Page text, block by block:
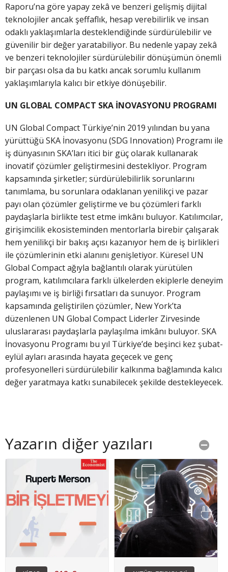
Raporu’na göre yapay zekâ ve benzeri gelişmiş dijital
teknolojiler ancak şeffaflık, hesap verebilirlik ve insan
odaklı yaklaşımlarla desteklendiğinde sürdürülebilir ve
güvenilir bir değer yaratabiliyor. Bu nedenle yapay zekâ
ve benzeri teknolojiler sürdürülebilir dönüşümün önemli
bir parçası olsa da bu katkı ancak sorumlu kullanım
yaklaşımlarıyla kalıcı bir etkiye dönüşebilir.
UN GLOBAL COMPACT SKA İNOVASYONU PROGRAMI
UN Global Compact Türkiye’nin 2019 yılından bu yana
yürüttüğü SKA İnovasyonu (SDG Innovation) Programı ile
iş dünyasının SKA’ları itici bir güç olarak kullanarak
inovatif çözümler geliştirmesini destekliyor. Program
kapsamında şirketler; sürdürülebilirlik sorunlarını
tanımlama, bu sorunlara odaklanan yenilikçi ve pazar
payı olan çözümler geliştirme ve bu çözümleri farklı
paydaşlarla birlikte test etme imkânı buluyor. Katılımcılar,
girişimcilik ekosisteminden mentorlarla birebir çalışarak
hem yenilikçi bir bakış açısı kazanıyor hem de iş birlikleri
ile çözümlerinin etki alanını genişletiyor. Küresel UN
Global Compact ağıyla bağlantılı olarak yürütülen
program, katılımcılara farklı ülkelerden ekiplerle deneyim
paylaşımı ve iş birliği fırsatları da sunuyor. Program
kapsamında geliştirilen çözümler, New York’ta
düzenlenen UN Global Compact Liderler Zirvesinde
uluslararası paydaşlarla paylaşılma imkânı buluyor. SKA
İnovasyonu Programı bu yıl Türkiye’de beşinci kez şubat-
eylül ayları arasında hayata geçecek ve genç
profesyonelleri sürdürülebilir kalkınma bağlamında kalıcı
değer yaratmaya katkı sunabilecek şekilde destekleyecek.
Yazarın diğer yazıları